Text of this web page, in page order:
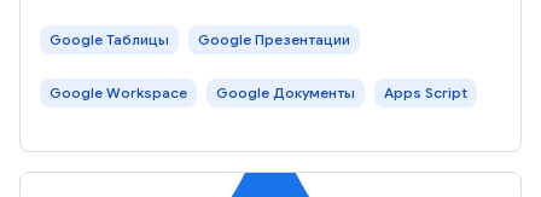
Google Таблицы Google Презентации
Google Workspace Google Документы Apps Script